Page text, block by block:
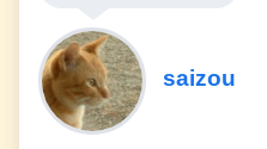
saizou